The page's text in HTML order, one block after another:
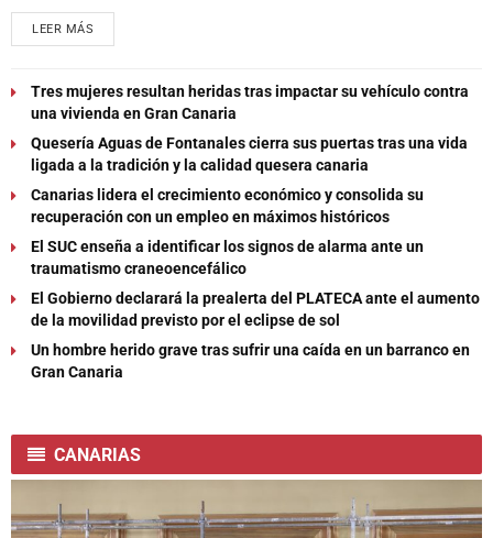
LEER MÁS
Tres mujeres resultan heridas tras impactar su vehículo contra
una vivienda en Gran Canaria
Quesería Aguas de Fontanales cierra sus puertas tras una vida
ligada a la tradición y la calidad quesera canaria
Canarias lidera el crecimiento económico y consolida su
recuperación con un empleo en máximos históricos
El SUC enseña a identificar los signos de alarma ante un
traumatismo craneoencefálico
El Gobierno declarará la prealerta del PLATECA ante el aumento
de la movilidad previsto por el eclipse de sol
Un hombre herido grave tras sufrir una caída en un barranco en
Gran Canaria
CANARIAS